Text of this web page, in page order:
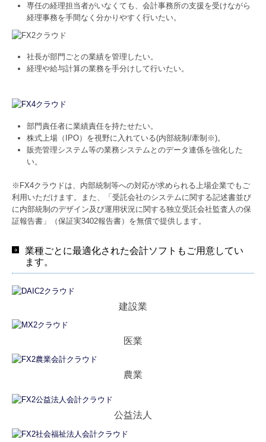
専任の経理担当者がいなくても、会計事務所の支援を受けながら
経理事務を手間なく分かりやすく行いたい。
社長が部門ごとの業績を管理したい。
経理や給与計算の業務を手分けして行いたい。
部門責任者に業績責任を持たせたい。
株式上場（IPO）を視野に入れている(内部統制/牽制※)。
販売管理システム等の業務システムとのデータ連係を強化した
い。
※FX4クラウドは、内部統制等への対応が求められる上場企業でもご
利用いただけます。また、「受託会社のシステムに関する記述書並び
に内部統制のデザイン及び運用状況に関する独立受託会社監査人の保
証報告書」（保証実3402報告書）を無償で提供します。
業種ごとに最適化された会計ソフトもご用意してい
ます。
建設業
医業
農業
公益法人